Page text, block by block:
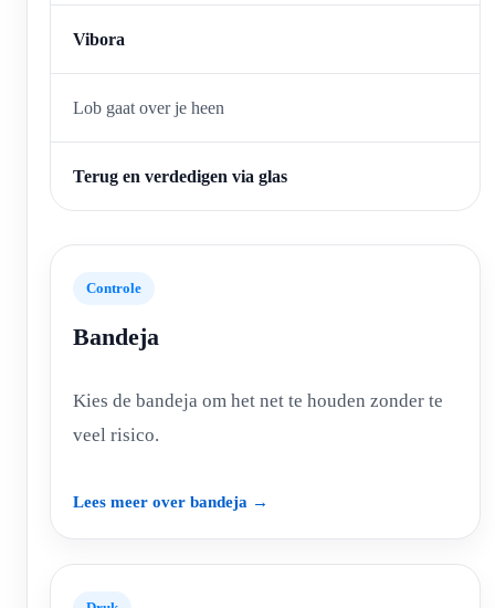
Vibora
Lob gaat over je heen
Terug en verdedigen via glas
Controle
Bandeja
Kies de bandeja om het net te houden zonder te
veel risico.
Lees meer over bandeja →